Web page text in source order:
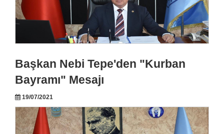
Başkan Nebi Tepe'den "Kurban
Bayramı" Mesajı
19/07/2021